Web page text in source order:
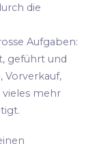
die
Aufgaben:
geführt und
Vorverkauf,
mehr